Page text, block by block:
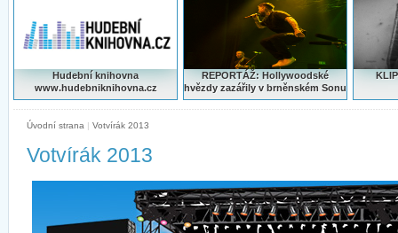
Hudební knihovna
www.hudebniknihovna.cz
REPORTÁŽ: Hollywoodské
hvězdy zazářily v brněnském Sonu
Úvodní strana | Votvírák 2013
Votvírák 2013